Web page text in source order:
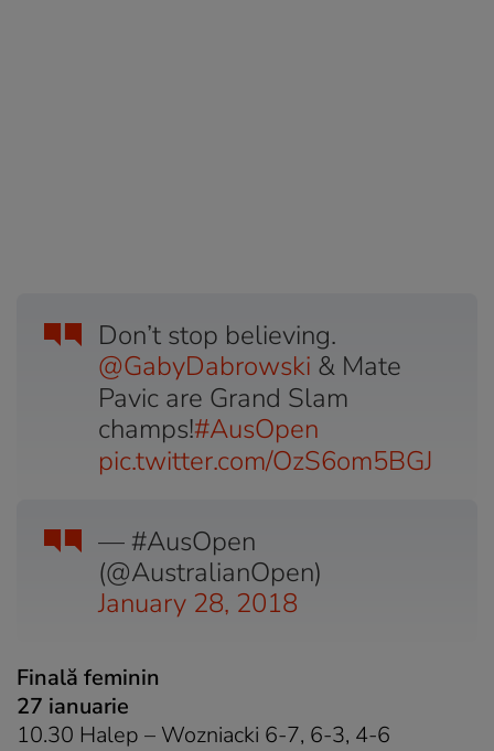
Don’t stop believing.
@GabyDabrowski & Mate
Pavic are Grand Slam
champs!#AusOpen
pic.twitter.com/OzS6om5BGJ
— #AusOpen
(@AustralianOpen)
January 28, 2018
Finală feminin
27 ianuarie
10.30 Halep – Wozniacki 6-7, 6-3, 4-6